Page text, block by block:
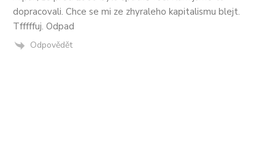
dopracovali. Chce se mi ze zhyraleho kapitalismu blejt.
Tfffffuj. Odpad
Odpovědět